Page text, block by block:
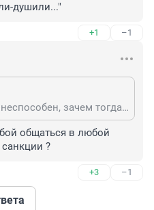
душили..."
+1 –1
если коммунизм нежизнеспособен, зачем тогда его душат блокадами и санкциями?
общаться в любой
?
+3 –1